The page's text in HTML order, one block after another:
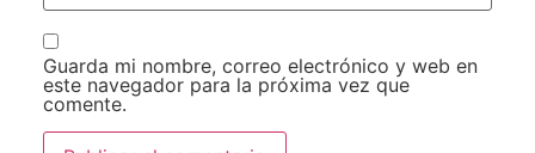
Guarda mi nombre, correo electrónico y web en
este navegador para la próxima vez que
comente.